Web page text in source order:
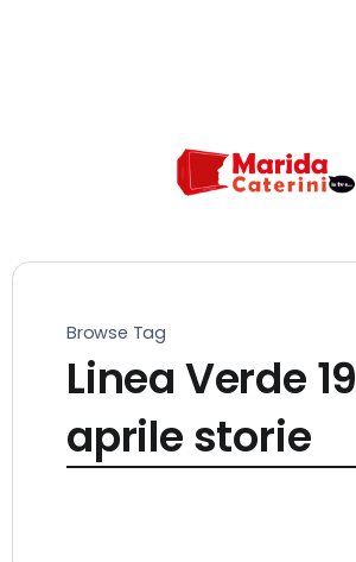
Browse Tag
Linea Verde 19
aprile storie